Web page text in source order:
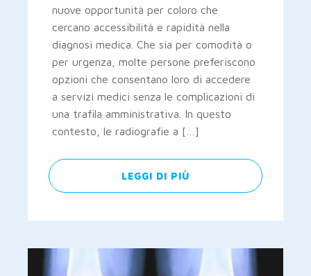
nuove opportunità per coloro che
cercano accessibilità e rapidità nella
diagnosi medica. Che sia per comodità o
per urgenza, molte persone preferiscono
opzioni che consentano loro di accedere
a servizi medici senza le complicazioni di
una trafila amministrativa. In questo
contesto, le radiografie a […]
LEGGI DI PIÙ